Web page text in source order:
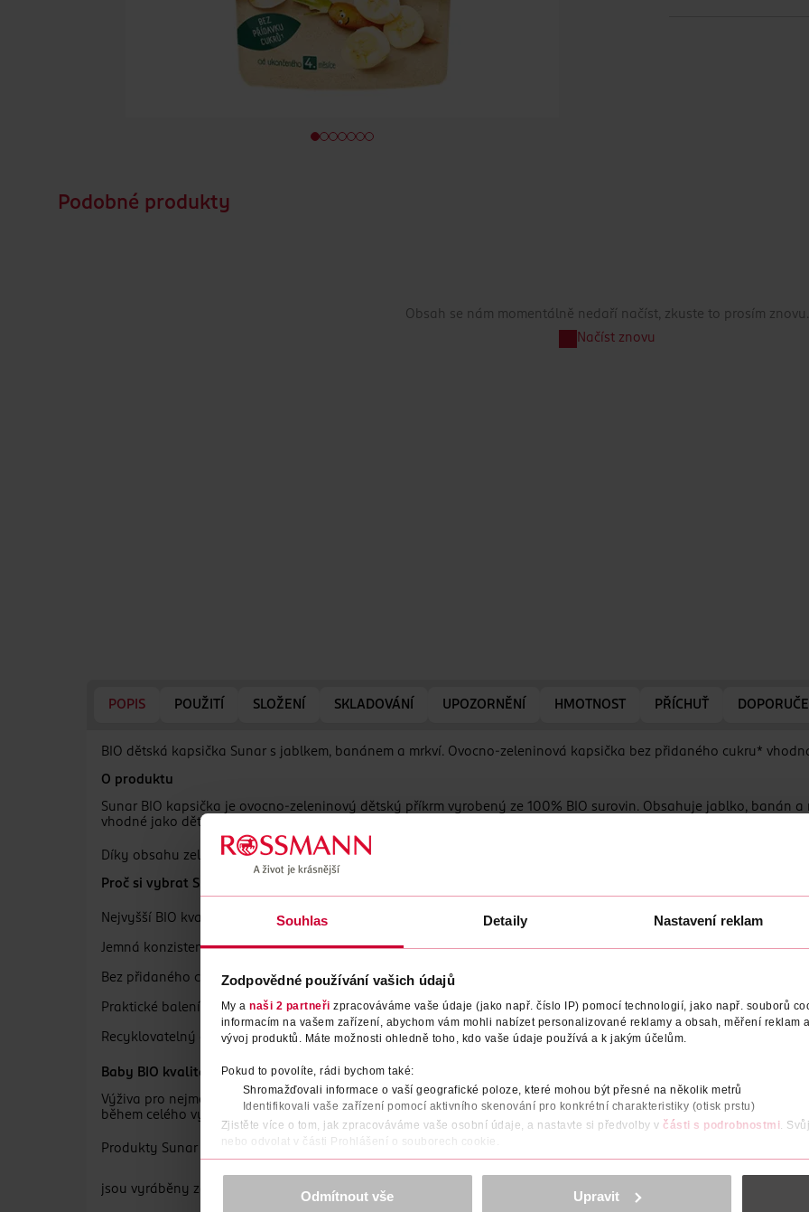
Souhlas Detaily Nastavení reklam
Zodpovědné používání vašich údajů
My a naši 2 partneři zpracováváme vaše údaje (jako např. číslo IP) pomocí technologií, jako např. souborů
informacím na vašem zařízení, abychom vám mohli nabízet personalizované reklamy a obsah, měření reklam
vývoj produktů. Máte možnosti ohledně toho, kdo vaše údaje používá a k jakým účelům.
Pokud to povolíte, rádi bychom také:
Shromažďovali informace o vaší geografické poloze, které mohou být přesné na několik metrů
Identifikovali vaše zařízení pomocí aktivního skenování pro konkrétní charakteristiky (otisk prstu)
Zjistěte více o tom, jak zpracováváme vaše osobní údaje, a nastavte si předvolby v části s podrobnostmi.
nebo odvolat v části Prohlášení o souborech cookie.
K provozu stránek, personalizaci obsahu a reklam, funkcí sociálních médií, analýze návštěvnosti, které
prohlášení o ochraně osobních údajů.
Odmítnout vše Upravit
Podobné produkty
Obsah se nám momentálně nedaří načíst, zkuste to prosím znovu.
Načíst znovu
POPIS POUŽITÍ SLOŽENÍ SKLADOVÁNÍ UPOZORNĚNÍ HMOTNOST PŘÍCHUŤ
BIO dětská kapsička Sunar s jablkem, banánem a mrkví. Ovocno-zeleninová kapsička bez přidaného cukru*
O produktu
Sunar BIO kapsička je ovocno-zeleninový dětský příkrm vyrobený ze 100% BIO surovin. Obsahuje jablko, banán a
vhodné jako dětská výživa již od ukončeného 4. měsíce.
Díky obsahu zeleninové složky pomáhá rozvíjet správné stravovací návyky do budoucna a zachutná i dětem,
Proč si vybrat Sunar BIO kapsičku
Nejvyšší BIO kvalita pro ty nejmenší
Jemná konzistence pro první příkrmy
Bez přidaného cukru*, škrobů, barviv** a aromat
Praktické balení na doma i na cesty
Recyklovatelný obal
Baby BIO kvalita
Výživa pro nejmenší si zaslouží tu nejvyšší kvalitu. Proto jsou produkty Baby BIO vyráběny z pečlivě vybraných
během celého výrobního procesu.
Produkty Sunar BIO:
jsou vyráběny ze šetrně zpracovaného ovoce a zeleniny v BIO kvalitě